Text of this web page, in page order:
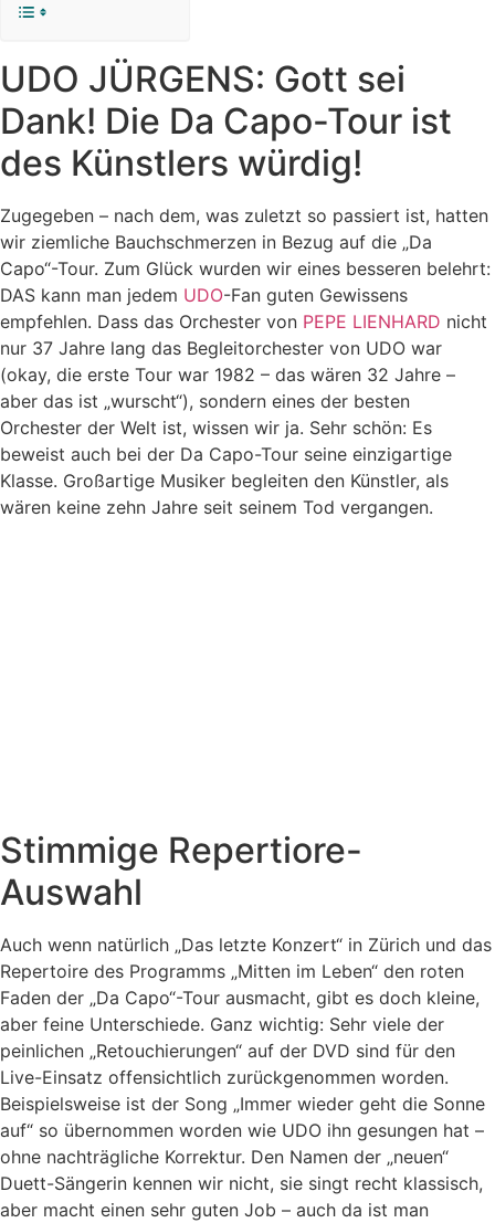
UDO JÜRGENS: Gott sei
Dank! Die Da Capo-Tour ist
des Künstlers würdig!
Zugegeben – nach dem, was zuletzt so passiert ist, hatten
wir ziemliche Bauchschmerzen in Bezug auf die „Da
Capo“-Tour. Zum Glück wurden wir eines besseren belehrt:
DAS kann man jedem UDO-Fan guten Gewissens
empfehlen. Dass das Orchester von PEPE LIENHARD nicht
nur 37 Jahre lang das Begleitorchester von UDO war
(okay, die erste Tour war 1982 – das wären 32 Jahre –
aber das ist „wurscht“), sondern eines der besten
Orchester der Welt ist, wissen wir ja. Sehr schön: Es
beweist auch bei der Da Capo-Tour seine einzigartige
Klasse. Großartige Musiker begleiten den Künstler, als
wären keine zehn Jahre seit seinem Tod vergangen.
Stimmige Repertiore-
Auswahl
Auch wenn natürlich „Das letzte Konzert“ in Zürich und das
Repertoire des Programms „Mitten im Leben“ den roten
Faden der „Da Capo“-Tour ausmacht, gibt es doch kleine,
aber feine Unterschiede. Ganz wichtig: Sehr viele der
peinlichen „Retouchierungen“ auf der DVD sind für den
Live-Einsatz offensichtlich zurückgenommen worden.
Beispielsweise ist der Song „Immer wieder geht die Sonne
auf“ so übernommen worden wie UDO ihn gesungen hat –
ohne nachträgliche Korrektur. Den Namen der „neuen“
Duett-Sängerin kennen wir nicht, sie singt recht klassisch,
aber macht einen sehr guten Job – auch da ist man